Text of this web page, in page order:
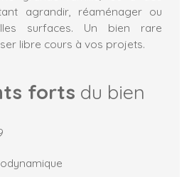
agrandir, réaménager ou
surfaces. Un bien rare
libre cours à vos projets.
forts du bien